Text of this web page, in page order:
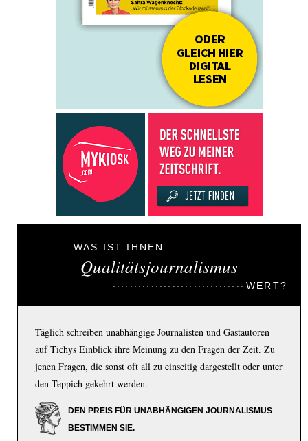
WAS IST IHNEN
Qualitätsjournalismus
WERT?
Täglich schreiben unabhängige Journalisten und Gastautoren
auf Tichys Einblick ihre Meinung zu den Fragen der Zeit. Zu
jenen Fragen, die sonst oft all zu einseitig dargestellt oder unter
den Teppich gekehrt werden.
DEN PREIS FÜR UNABHÄNGIGEN JOURNALISMUS
BESTIMMEN SIE.